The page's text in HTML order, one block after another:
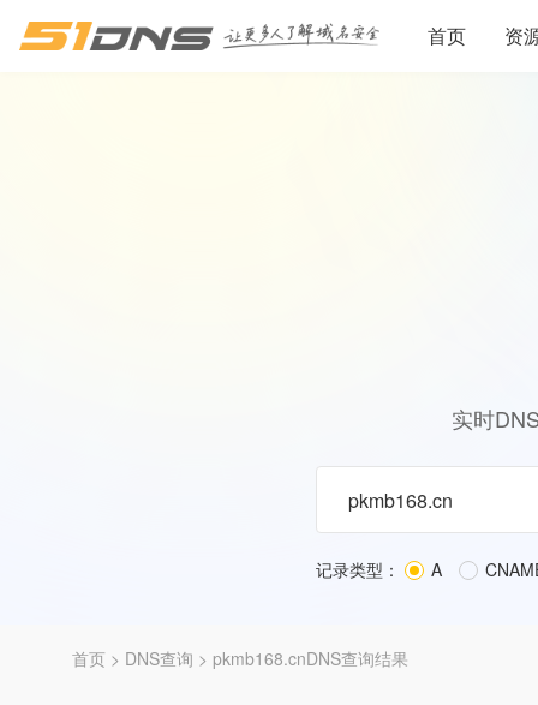
首页 资
实时
记录类型： A
首页 > DNS查询 > pkmb168.cnDNS查询结果